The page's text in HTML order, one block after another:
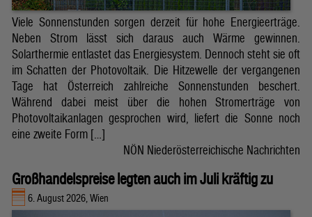
Viele Sonnenstunden sorgen derzeit für hohe Energieerträge.
Neben Strom lässt sich daraus auch Wärme gewinnen.
Solarthermie entlastet das Energiesystem. Dennoch steht sie oft
im Schatten der Photovoltaik. Die Hitzewelle der vergangenen
Tage hat Österreich zahlreiche Sonnenstunden beschert.
Während dabei meist über die hohen Stromerträge von
Photovoltaikanlagen gesprochen wird, liefert die Sonne noch
eine zweite Form […]
NÖN Niederösterreichische Nachrichten
Großhandelspreise legten auch im Juli kräftig zu
6. August 2026, Wien